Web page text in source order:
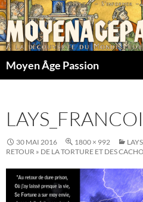
Aller
au
contenu
Moyen Âge Passion
30 MAI 2016 1800 × 992
RETOUR » DE LA TORTURE ET DES